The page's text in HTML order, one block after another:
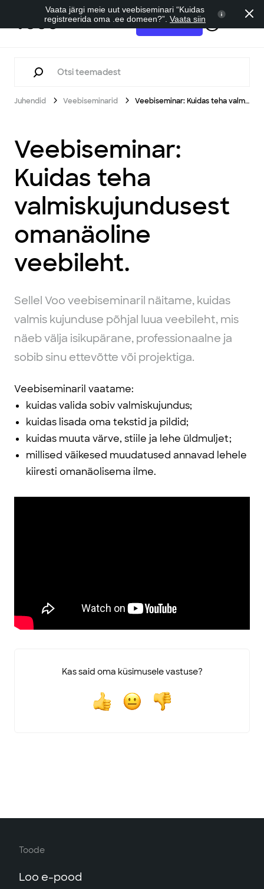
Tugi Alusta tasuta
Juhendid Veebiseminarid Veebiseminar: Kuidas teha valmiskujundusest omanäoline veebileht.
Veebiseminar:
Kuidas teha
valmiskujundusest
omanäoline
veebileht.
Sellel Voo veebiseminaril näitame, kuidas
valmis kujunduse põhjal luua veebileht, mis
näeb välja isikupärane, professionaalne ja
sobib sinu ettevõtte või projektiga.
Veebiseminaril vaatame:
kuidas valida sobiv valmiskujundus;
kuidas lisada oma tekstid ja pildid;
kuidas muuta värve, stiile ja lehe üldmuljet;
millised väikesed muudatused annavad lehele
kiiresti omanäolisema ilme.
Kas said oma küsimusele vastuse?
Toode
Loo e-pood
Vaata järgi meie uut veebiseminari “Kuidas
registreerida oma .ee domeen?”. Vaata siin